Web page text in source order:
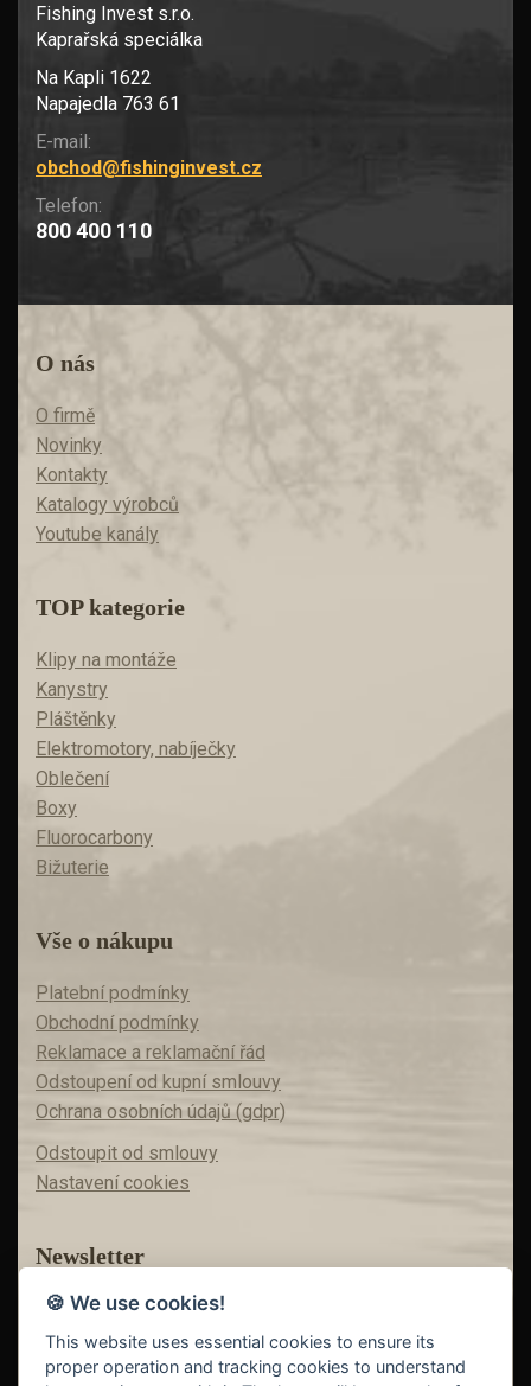
Fishing Invest s.r.o.
Kaprařská speciálka
Na Kapli 1622
Napajedla 763 61
E-mail:
obchod@fishinginvest.cz
Telefon:
800 400 110
O nás
O firmě
Novinky
Kontakty
Katalogy výrobců
Youtube kanály
TOP kategorie
Klipy na montáže
Kanystry
Pláštěnky
Elektromotory, nabíječky
Oblečení
Boxy
Fluorocarbony
Bižuterie
Vše o nákupu
Platební podmínky
Obchodní podmínky
Reklamace a reklamační řád
Odstoupení od kupní smlouvy
Ochrana osobních údajů (gdpr)
Odstoupit od smlouvy
Nastavení cookies
Newsletter
Máte zájem o akční nabídky?
Teď už vám nic neunikne!
🍪 We use cookies!
This website uses essential cookies to ensure its
proper operation and tracking cookies to understand